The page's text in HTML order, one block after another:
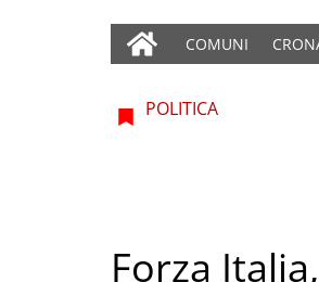
COMUNI
POLITICA
Forza